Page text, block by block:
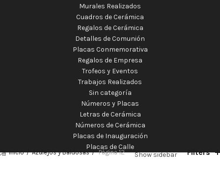
Murales Realizados
Cuadros de Cerámica
Regalos de Cerámica
Detalles de Comunión
Placas Conmemorativa
Regalos de Empresa
Trofeos y Eventos
Trabajos Realizados
Sin categoría
Números y Placas
Letras de Cerámica
Números de Cerámica
Placas de Inauguración
Placas de Calle
Inicio Azulejos y Baldosas Página 12 Show sidebar Filters